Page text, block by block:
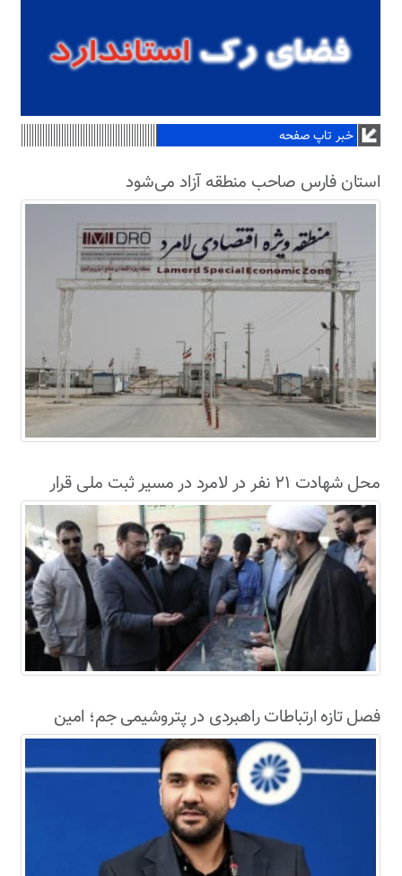
خبر تاپ صفحه
استان فارس صاحب منطقه آزاد می‌شود
محل شهادت ۲۱ نفر در لامرد در مسیر ثبت ملی قرار
گرفت
فصل تازه ارتباطات راهبردی در پتروشیمی جم؛ امین
حاجی‌دولو سکاندار روابط عمومی و امور بین‌الملل شد